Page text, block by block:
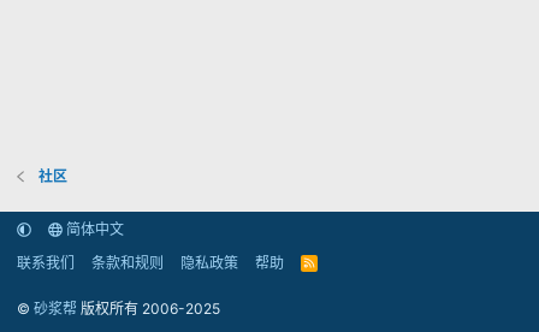
社区
简体中文
联系我们
条款和规则 隐私政策 帮助
R
© 砂浆帮 版权所有 2006-2025